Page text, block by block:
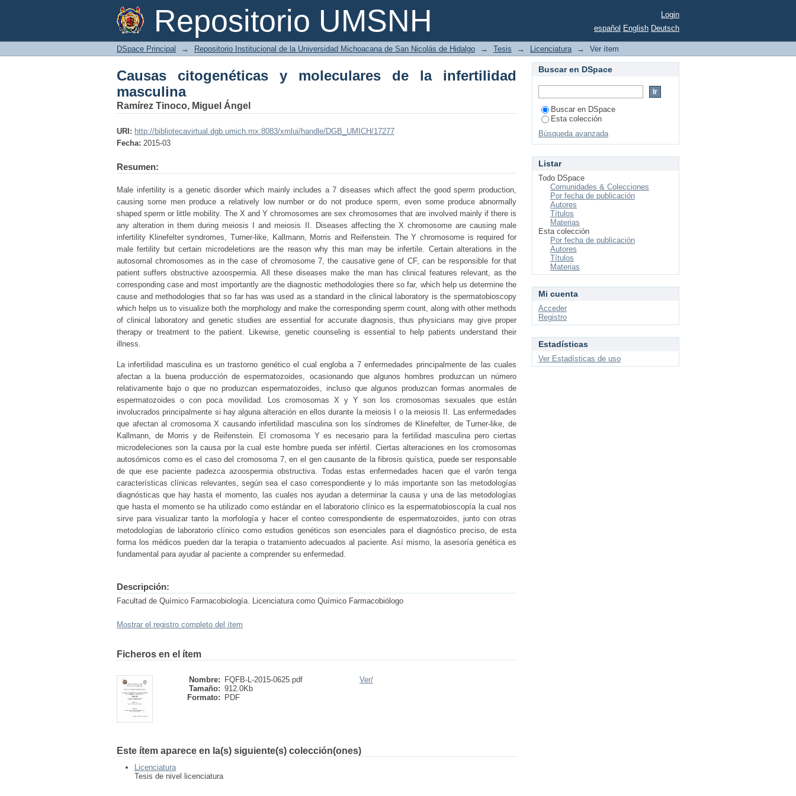
Repositorio UMSNH
Causas citogenéticas y moleculares de la infertilidad masculina
Login
español English Deutsch
DSpace Principal → Repositorio Institucional de la Universidad Michoacana de San Nicolás de Hidalgo → Tesis → Licenciatura → Ver ítem
Causas citogenéticas y moleculares de la infertilidad
masculina
Ramírez Tinoco, Miguel Ángel
URI: http://bibliotecavirtual.dgb.umich.mx:8083/xmlui/handle/DGB_UMICH/17277
Fecha: 2015-03
Resumen:
Male infertility is a genetic disorder which mainly includes a 7 diseases which affect the good sperm production,
causing some men produce a relatively low number or do not produce sperm, even some produce abnormally
shaped sperm or little mobility. The X and Y chromosomes are sex chromosomes that are involved mainly if there is
any alteration in them during meiosis I and meiosis II. Diseases affecting the X chromosome are causing male
infertility Klinefelter syndromes, Turner-like, Kallmann, Morris and Reifenstein. The Y chromosome is required for
male fertility but certain microdeletions are the reason why this man may be infertile. Certain alterations in the
autosomal chromosomes as in the case of chromosome 7, the causative gene of CF, can be responsible for that
patient suffers obstructive azoospermia. All these diseases make the man has clinical features relevant, as the
corresponding case and most importantly are the diagnostic methodologies there so far, which help us determine the
cause and methodologies that so far has was used as a standard in the clinical laboratory is the spermatobioscopy
which helps us to visualize both the morphology and make the corresponding sperm count, along with other methods
of clinical laboratory and genetic studies are essential for accurate diagnosis, thus physicians may give proper
therapy or treatment to the patient. Likewise, genetic counseling is essential to help patients understand their
illness.
La infertilidad masculina es un trastorno genético el cual engloba a 7 enfermedades principalmente de las cuales
afectan a la buena producción de espermatozoides, ocasionando que algunos hombres produzcan un número
relativamente bajo o que no produzcan espermatozoides, incluso que algunos produzcan formas anormales de
espermatozoides o con poca movilidad. Los cromosomas X y Y son los cromosomas sexuales que están
involucrados principalmente si hay alguna alteración en ellos durante la meiosis I o la meiosis II. Las enfermedades
que afectan al cromosoma X causando infertilidad masculina son los síndromes de Klinefelter, de Turner-like, de
Kallmann, de Morris y de Reifenstein. El cromosoma Y es necesario para la fertilidad masculina pero ciertas
microdeleciones son la causa por la cual este hombre pueda ser infértil. Ciertas alteraciones en los cromosomas
autosómicos como es el caso del cromosoma 7, en el gen causante de la fibrosis quística, puede ser responsable
de que ese paciente padezca azoospermia obstructiva. Todas estas enfermedades hacen que el varón tenga
características clínicas relevantes, según sea el caso correspondiente y lo más importante son las metodologías
diagnósticas que hay hasta el momento, las cuales nos ayudan a determinar la causa y una de las metodologías
que hasta el momento se ha utilizado como estándar en el laboratorio clínico es la espermatobioscopía la cual nos
sirve para visualizar tanto la morfología y hacer el conteo correspondiente de espermatozoides, junto con otras
metodologías de laboratorio clínico como estudios genéticos son esenciales para el diagnóstico preciso, de esta
forma los médicos pueden dar la terapia o tratamiento adecuados al paciente. Así mismo, la asesoría genética es
fundamental para ayudar al paciente a comprender su enfermedad.
Descripción:
Facultad de Químico Farmacobiología. Licenciatura como Químico Farmacobiólogo
Mostrar el registro completo del ítem
Ficheros en el ítem
Nombre:
FQFB-L-2015-0625.pdf
Tamaño: 912.0Kb
Formato:
PDF
Ver/
Este ítem aparece en la(s) siguiente(s) colección(ones)
Licenciatura
Tesis de nivel licenciatura
Buscar en DSpace
Buscar en DSpace
Esta colección
Búsqueda avanzada
Listar
Todo DSpace
Comunidades & Colecciones
Por fecha de publicación
Autores
Títulos
Materias
Esta colección
Por fecha de publicación
Autores
Títulos
Materias
Mi cuenta
Acceder
Registro
Estadísticas
Ver Estadísticas de uso